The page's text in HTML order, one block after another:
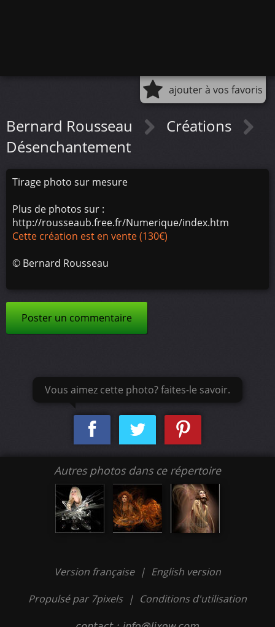
ajouter à vos favoris
Bernard Rousseau
Créations
Désenchantement
Tirage photo sur mesure
Plus de photos sur :
http://rousseaub.free.fr/Numerique/index.htm
Cette création est en vente (130€)
© Bernard Rousseau
Poster un commentaire
Vous aimez cette photo? faites-le savoir.
Autres photos dans ce répertoire
Version française | English version
Propulsé par 7pixels | Conditions d'utilisation